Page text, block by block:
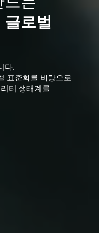
글로벌
다.
표준화를 바탕으로
티 생태계를